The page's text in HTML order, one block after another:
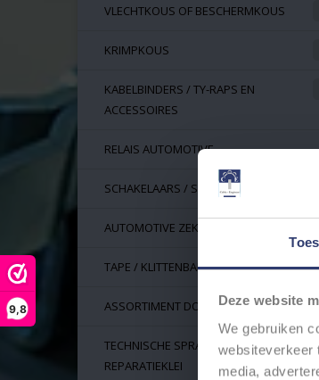
Deze website
We gebruiken
websiteverkeer
media,
9,8
VLECHTKOUS OF BESCHERMKOUS
KRIMPKOUS
KABELBINDERS / TY-RAPS EN
ACCESSOIRES
RELAIS AUTOMOTIVE
SCHAKELAARS / SWITCHES
AUTOMOTIVE ZEKERINGEN
TAPE / KLITTENBAND
ASSORTIMENT DOZEN
TECHNISCHE SPRAYS, LIJM EN
REPARATIEKLEI